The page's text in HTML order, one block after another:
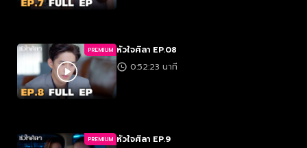
PREMIUM หัวใจศิลา EP.08
0:52:23 นาที
PREMIUM หัวใจศิลา EP.9